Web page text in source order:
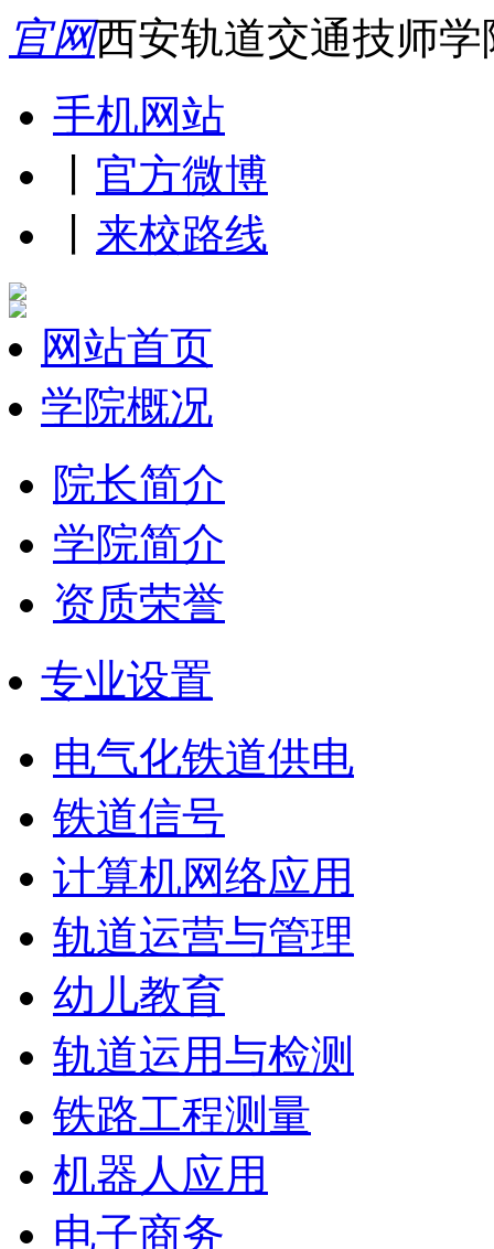
官网西安轨道交通技师
手机网站
官方微博
来校路线
网站首页
学院概况
院长简介
学院简介
资质荣誉
专业设置
电气化铁道供电
铁道信号
计算机网络应用
轨道运营与管理
幼儿教育
轨道运用与检测
铁路工程测量
机器人应用
电子商务